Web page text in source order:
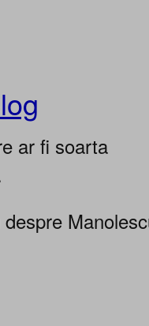
ar fi soarta
despre